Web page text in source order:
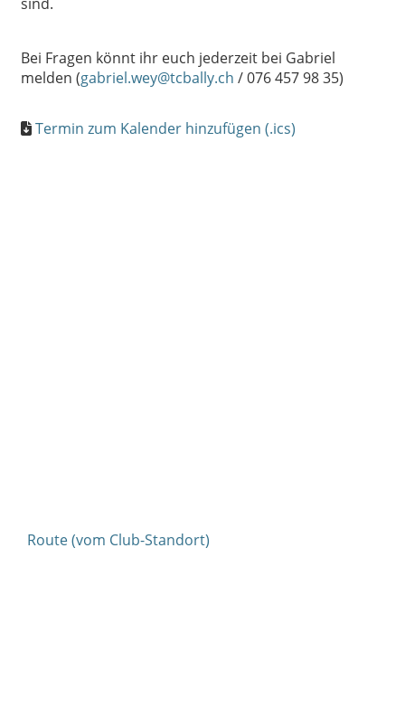
Bei Fragen könnt ihr euch jederzeit bei Gabriel
melden (gabriel.wey@tcbally.ch / 076 457 98 35)
Termin zum Kalender hinzufügen (.ics)
Route (vom Club-Standort)